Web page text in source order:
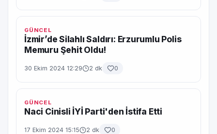
GÜNCEL
İzmir’de Silahlı Saldırı: Erzurumlu Polis
Memuru Şehit Oldu!
30 Ekim 2024 12:29 2 dk 0
GÜNCEL
Naci Cinisli İYİ Parti'den İstifa Etti
17 Ekim 2024 15:15 2 dk 0